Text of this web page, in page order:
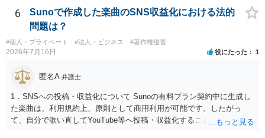
6
Sunoで作成した楽曲のSNS収益化における法的
問題は？
#個人・プライベート #法人・ビジネス #著作権侵害
2026年7月16日 役にたった 1
匿名A 弁護士
1．SNSへの投稿・収益化について Sunoの有料プラン契約中に生成し
た楽曲は、利用規約上、原則として商用利用が可能です。したがっ
て、自分で歌い直してYouTube等へ投稿・収益化することも、通常は